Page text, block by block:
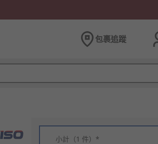
包裹追蹤
小計（1 件）*